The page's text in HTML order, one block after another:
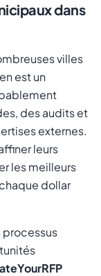
dans
villes
est un
des audits et
externes.
leurs
les meilleurs
dollar
processus